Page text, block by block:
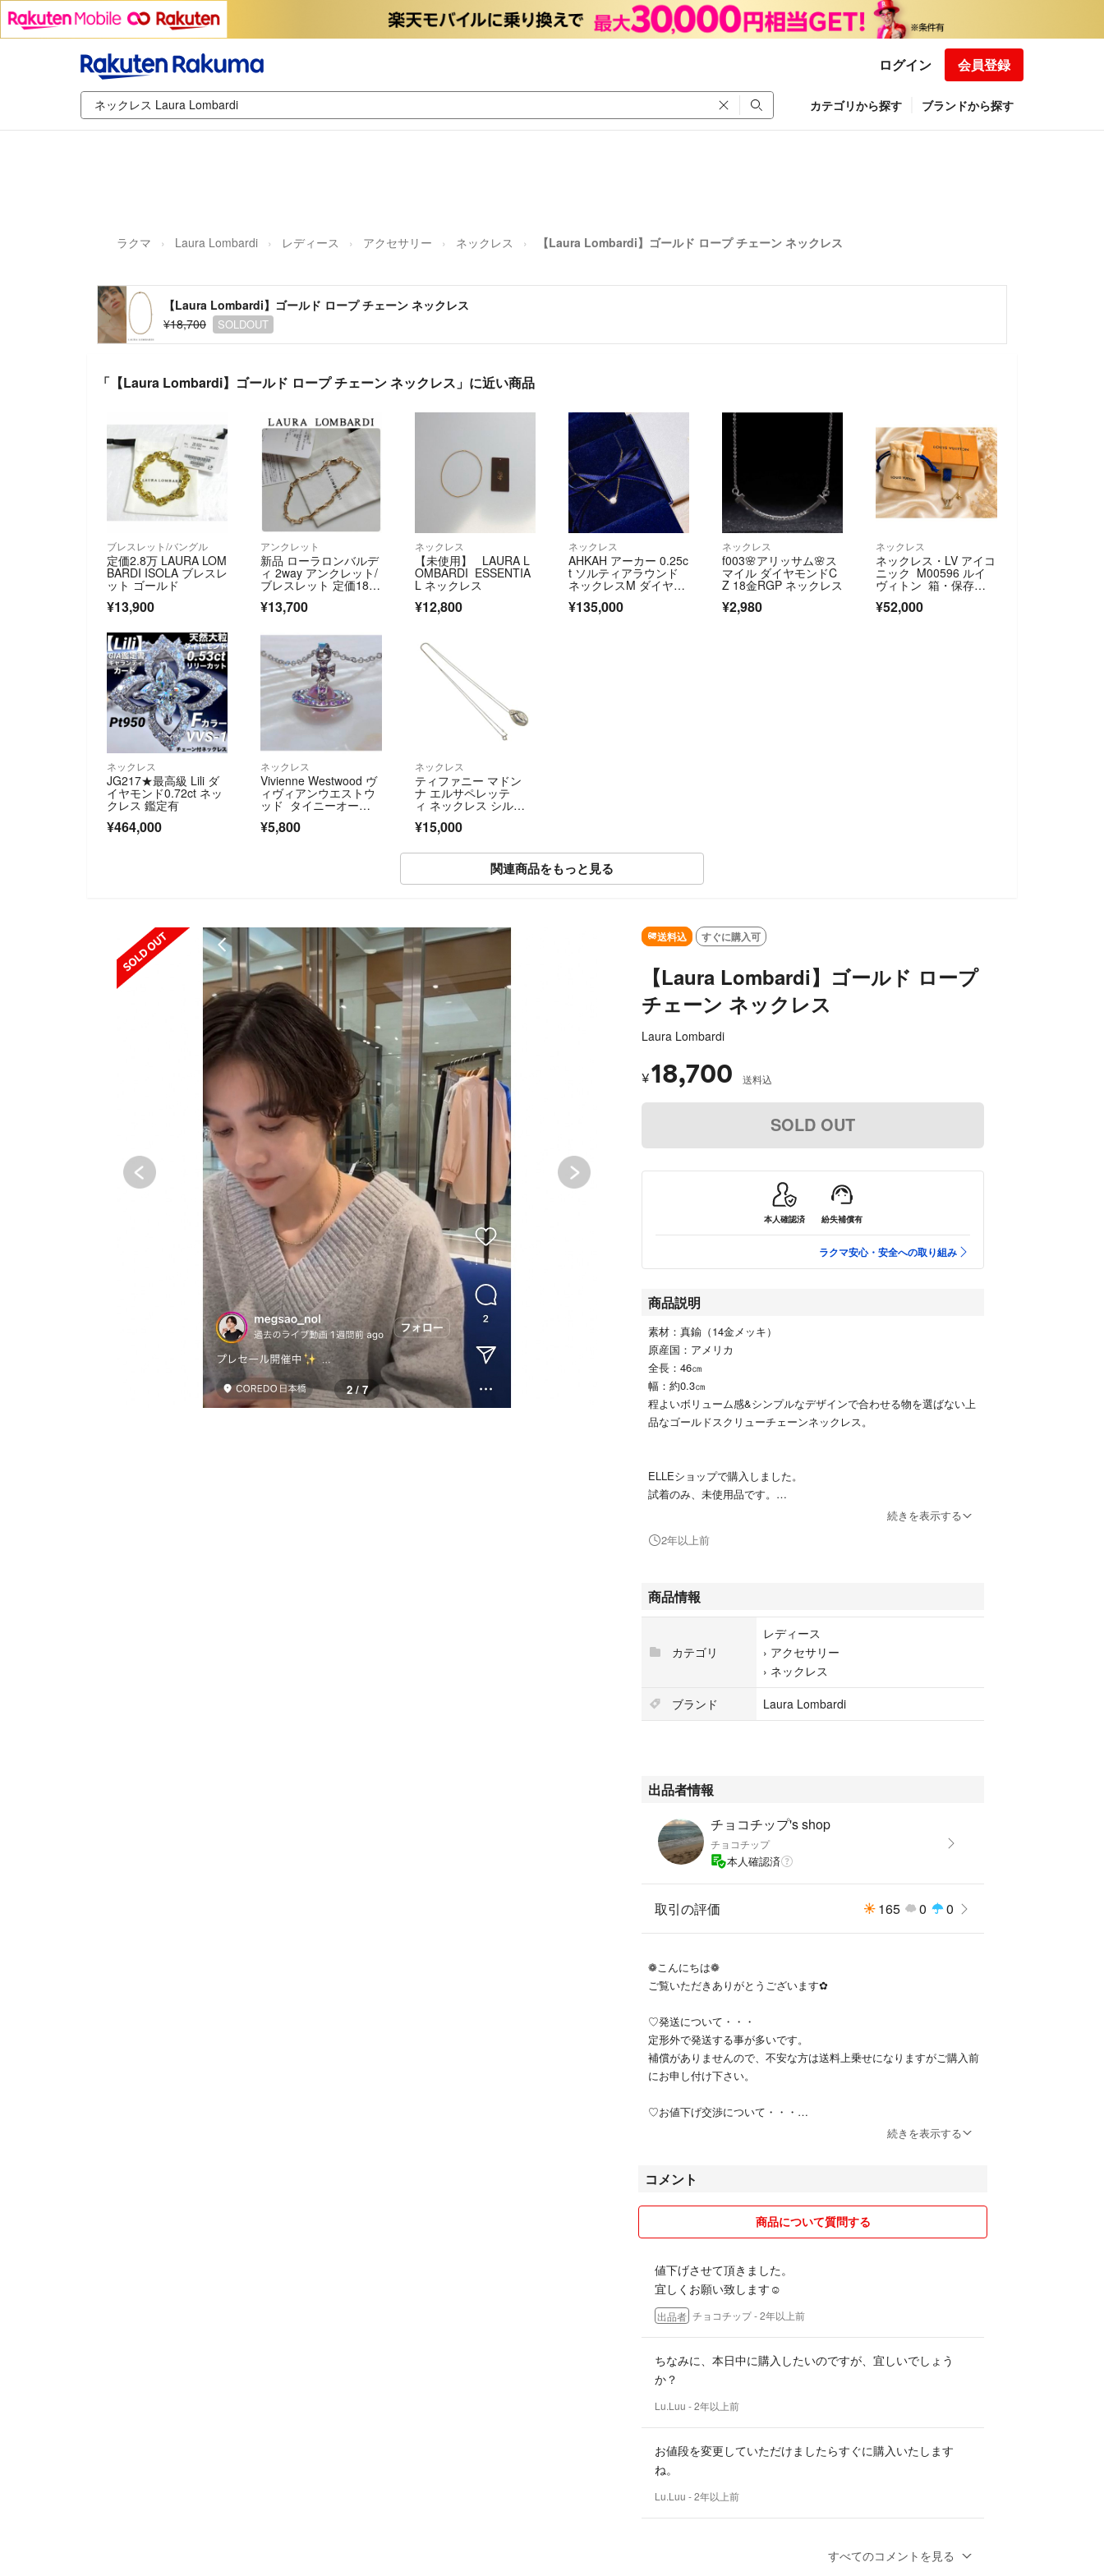
ログイン 会員登録
カテゴリから探す ブランドから探す
ラクマ Laura Lombardi レディース アクセサリー ネックレス 【Laura Lombardi】ゴールド ロープ チェーン ネックレス
【Laura Lombardi】ゴールド ロープ チェーン ネックレス
¥18,700
SOLDOUT
「【Laura Lombardi】ゴールド ロープ チェーン ネックレス」に近い商品
ブレスレット/バングル
定価2.8万 LAURA LOM
BARDI ISOLA ブレスレ
ット ゴールド
¥13,900
アンクレット
新品 ローラロンバルデ
ィ 2way アンクレット/
ブレスレット 定価187
00円
¥13,700
ネックレス
【未使用】 LAURA L
OMBARDI ESSENTIA
L ネックレス
¥12,800
ネックレス
AHKAH アーカー 0.25c
t ソルティアラウンド
ネックレスM ダイヤモ
ンド 18金 K18 ゴール
ド
¥135,000
ネックレス
f003🌸アリッサム🌸ス
マイル ダイヤモンドC
Z 18金RGP ネックレス
¥2,980
ネックレス
ネックレス・LV アイコ
ニック M00596 ルイ
ヴィトン 箱・保存袋
付き
¥52,000
ネックレス
JG217★最高級 Lili ダ
イヤモンド0.72ct ネッ
クレス 鑑定有
¥464,000
ネックレス
Vivienne Westwood ヴ
ィヴィアンウエストウ
ッド タイニーオー
ス アクセサリー
¥5,800
ネックレス
ティファニー マドン
ナ エルサペレッテ
ィ ネックレス シルバ
Co
¥15,000
関連商品をもっと見る
SOLD OUT SOLD OUT
2 / 7
送料込 すぐに購入可
【Laura Lombardi】ゴールド ロープ
チェーン ネックレス
Laura Lombardi
¥18,700 送料込
SOLD OUT
本人確認済 紛失補償有
ラクマ安心・安全への取り組み
商品説明
素材：真鍮（14金メッキ）
原産国：アメリカ
全長：46㎝
幅：約0.3㎝
程よいボリューム感&シンプルなデザインで合わせる物を選ばない上
品なゴールドスクリューチェーンネックレス。
ELLEショップで購入しました。
試着のみ、未使用品です。
インスタで可愛い方が愛用されていたので購入しましたが、似合わな
続きを表示する
2年以上前
商品情報
カテゴリ
レディース
› アクセサリー
› ネックレス
ブランド
Laura Lombardi
出品者情報
チョコチップ's shop
チョコチップ
本人確認済
取引の評価 165 0 0
❁こんにちは❁
ご覧いただきありがとうございます✿
♡発送について・・・
定形外で発送する事が多いです。
補償がありませんので、不安な方は送料上乗せになりますがご購入前
にお申し付け下さい。
♡お値下げ交渉について・・・
可能な商品でしたらお気持ちだけになりますがご連絡ください。た
（交渉中でも購入される方優先します）
♡悪い評価の方は、ごめんなさい、お取引に不安があるので対応しか
ねます。
✿✿よろしくお願いします✿✿
続きを表示する
コメント
商品について質問する
値下げさせて頂きました。
宜しくお願い致します☺︎
出品者 チョコチップ- 2年以上前
ちなみに、本日中に購入したいのですが、宜しいでしょう
か？
Lu.Luu - 2年以上前
お値段を変更していただけましたらすぐに購入いたします
ね。
Lu.Luu - 2年以上前
18700円で購入させていただきたいです。すべてのコメントを見る